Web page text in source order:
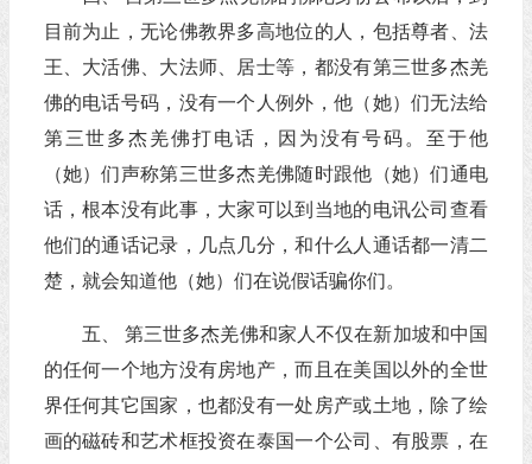
目前为止，无论佛教界多高地位的人，包括尊者、法
王、大活佛、大法师、居士等，都没有第三世多杰羌
佛的电话号码，没有一个人例外，他（她）们无法给
第三世多杰羌佛打电话，因为没有号码。至于他
（她）们声称第三世多杰羌佛随时跟他（她）们通电
话，根本没有此事，大家可以到当地的电讯公司查看
他们的通话记录，几点几分，和什么人通话都一清二
楚，就会知道他（她）们在说假话骗你们。
五、 第三世多杰羌佛和家人不仅在新加坡和中国
的任何一个地方没有房地产，而且在美国以外的全世
界任何其它国家，也都没有一处房产或土地，除了绘
画的磁砖和艺术框投资在泰国一个公司、有股票，在